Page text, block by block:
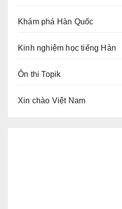
Khám phá Hàn Quốc
Kinh nghiệm học tiếng Hàn
Ôn thi Topik
Xin chào Việt Nam